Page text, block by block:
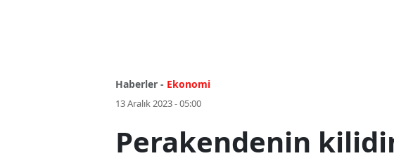
Haberler - Ekonomi
13 Aralık 2023 - 05:00
Perakendenin